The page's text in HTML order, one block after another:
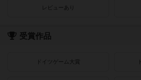
レビューあり
受賞作品
ドイツゲーム大賞